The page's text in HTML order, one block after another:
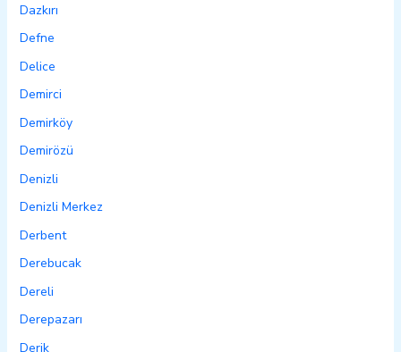
Dazkırı
Defne
Delice
Demirci
Demirköy
Demirözü
Denizli
Denizli Merkez
Derbent
Derebucak
Dereli
Derepazarı
Derik